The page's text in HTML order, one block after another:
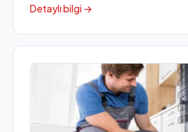
Detaylı bilgi →